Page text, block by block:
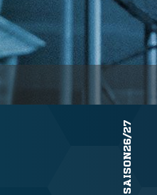
SAISON26/27